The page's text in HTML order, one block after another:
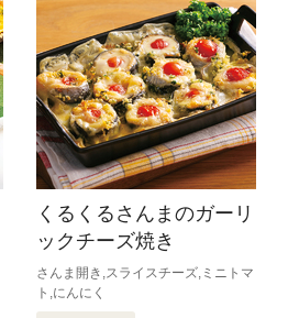
くるくるさんまのガーリ
ックチーズ焼き
さんま開き,スライスチーズ,ミニトマ
ト,にんにく